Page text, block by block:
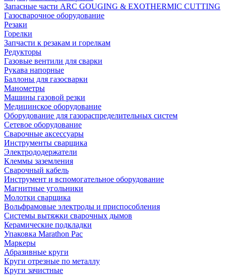
Запасные части ARC GOUGING & EXOTHERMIC CUTTING
Газосварочное оборудование
Резаки
Горелки
Запчасти к резакам и горелкам
Редукторы
Газовые вентили для сварки
Рукава напорные
Баллоны для газосварки
Манометры
Машины газовой резки
Медицинское оборудование
Оборудование для газораспределительных систем
Сетевое оборудование
Сварочные аксессуары
Инструменты сварщика
Электрододержатели
Клеммы заземления
Сварочный кабель
Инструмент и вспомогательное оборудование
Магнитные угольники
Молотки сварщика
Вольфрамовые электроды и приспособления
Системы вытяжки сварочных дымов
Керамические подкладки
Упаковка Marathon Pac
Маркеры
Абразивные круги
Круги отрезные по металлу
Круги зачистные